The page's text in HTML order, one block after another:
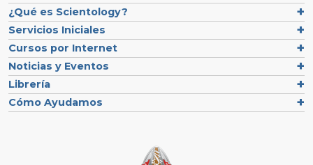
¿Qué es Scientology?
Servicios Iniciales
Cursos por Internet
Noticias y Eventos
Librería
Cómo Ayudamos